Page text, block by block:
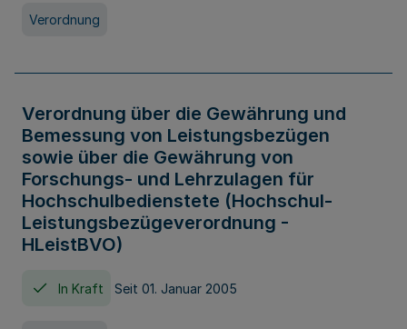
Verordnung
Verordnung über die Gewährung und
Bemessung von Leistungsbezügen
sowie über die Gewährung von
Forschungs- und Lehrzulagen für
Hochschulbedienstete (Hochschul-
Leistungsbezügeverordnung -
HLeistBVO)
In Kraft Seit 01. Januar 2005